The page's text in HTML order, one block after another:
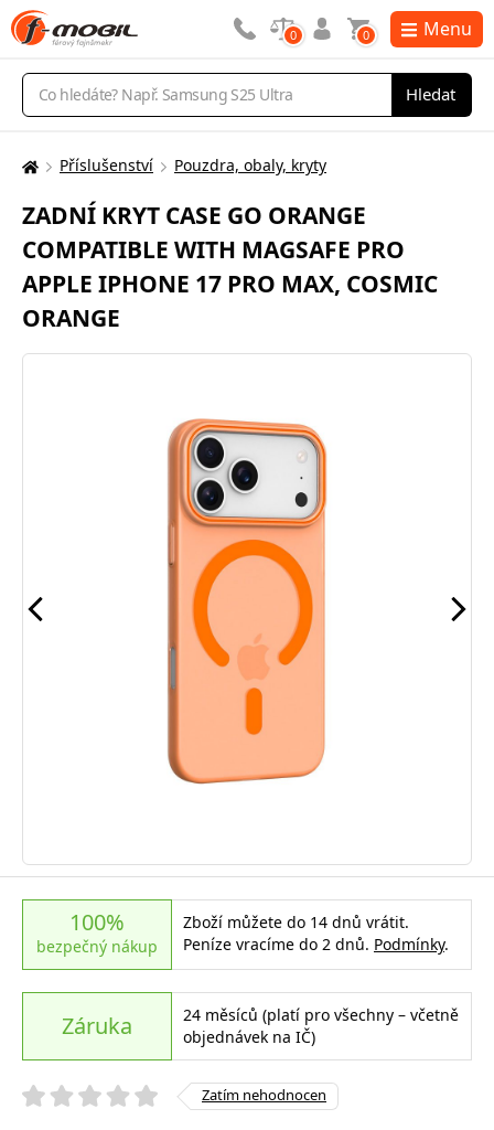
Vyhledávání
Hledat
0 0 Menu
Zde
nacházíte:
Příslušenství Pouzdra, obaly, kryty
ZADNÍ KRYT CASE GO ORANGE
COMPATIBLE WITH MAGSAFE PRO
APPLE IPHONE 17 PRO MAX, COSMIC
ORANGE
100%
bezpečný nákup
Zboží můžete do 14 dnů vrátit.
Peníze vracíme do 2 dnů. Podmínky.
Záruka
24 měsíců (platí pro všechny – včetně
objednávek na IČ)
Zatím nehodnocen